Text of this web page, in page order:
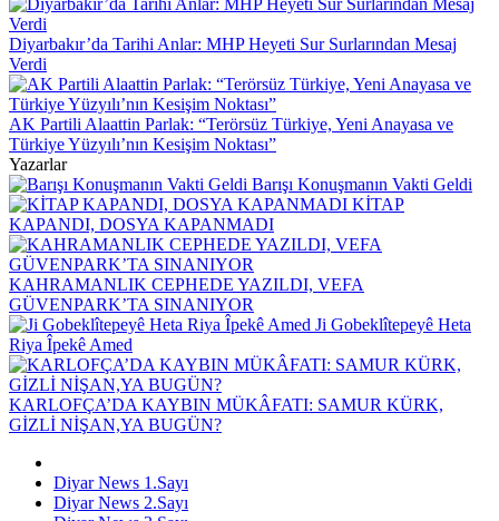
Diyarbakır’da Tarihi Anlar: MHP Heyeti Sur Surlarından Mesaj
Verdi
AK Partili Alaattin Parlak: “Terörsüz Türkiye, Yeni Anayasa ve
Türkiye Yüzyılı’nın Kesişim Noktası”
Yazarlar
Barışı Konuşmanın Vakti Geldi
KİTAP
KAPANDI, DOSYA KAPANMADI
KAHRAMANLIK CEPHEDE YAZILDI, VEFA
GÜVENPARK’TA SINANIYOR
Ji Gobeklîtepeyê Heta
Riya Îpekê Amed
KARLOFÇA’DA KAYBIN MÜKÂFATI: SAMUR KÜRK,
GİZLİ NİŞAN,YA BUGÜN?
Diyar News 1.Sayı
Diyar News 2.Sayı